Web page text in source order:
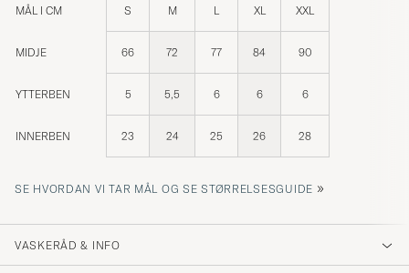
MÅL I CM S M L XL XXL
MIDJE 66 72 77 84 90
YTTERBEN 5 5,5 6 6 6
INNERBEN 23 24 25 26 28
SE HVORDAN VI TAR MÅL OG SE STØRRELSESGUIDE »
VASKERÅD & INFO